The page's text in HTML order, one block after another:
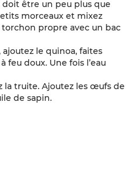
doit être un peu plus que
morceaux et mixez
propre avec un bac
le quinoa, faites
feu doux. Une fois l’eau
la truite. Ajoutez les œufs de
de sapin.